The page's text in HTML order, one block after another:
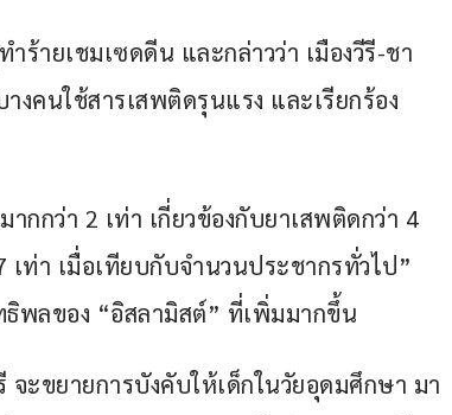
ร้ายเชมเซดดีน และกล่าวว่า เมืองวีรี-ชา
งคนใช้สารเสพติดรุนแรง และเรียกร้อง
กกว่า 2 เท่า เกี่ยวข้องกับยาเสพติดกว่า 4
เท่า เมื่อเทียบกับจำนวนประชากรทั่วไป”
ธิพลของ “อิสลามิสต์” ที่เพิ่มมากขึ้น
ะขยายการบังคับให้เด็กในวัยอุดมศึกษา มา